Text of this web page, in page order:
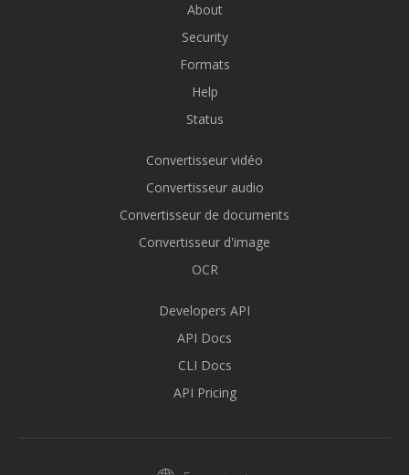
About
Security
Formats
Help
Status
Convertisseur vidéo
Convertisseur audio
Convertisseur de documents
Convertisseur d'image
OCR
Developers API
API Docs
CLI Docs
API Pricing